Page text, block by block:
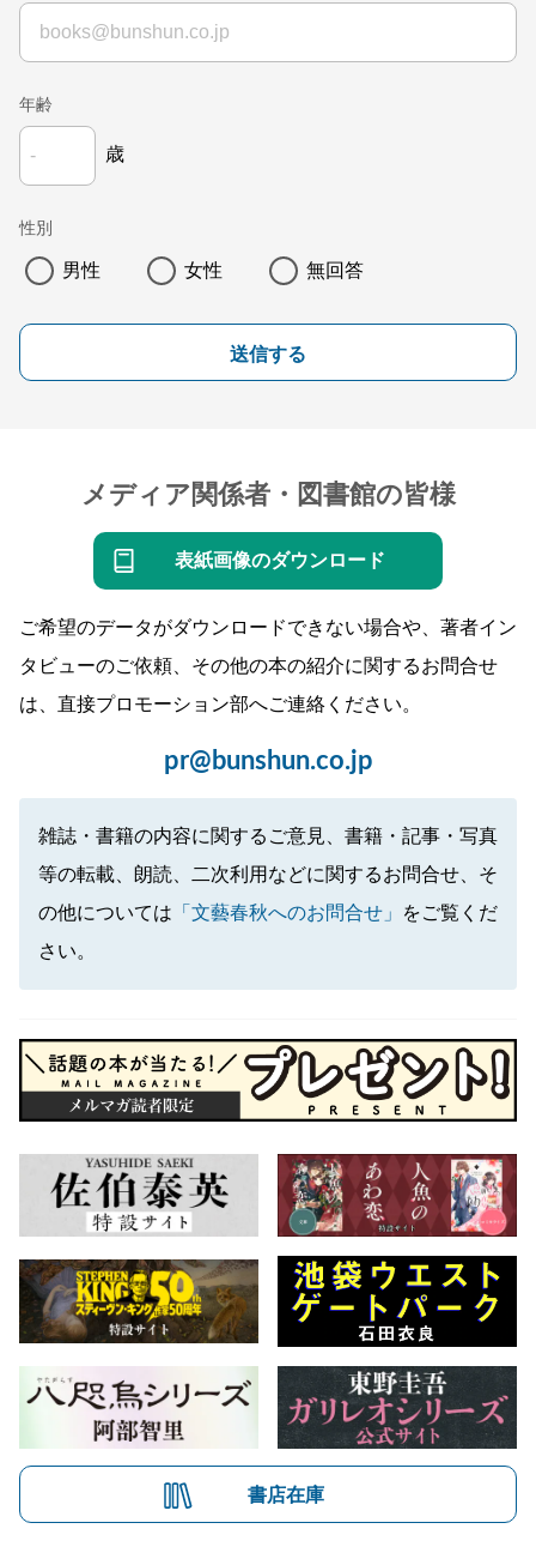
年齢
歳
性別
男性 女性 無回答
送信する
メディア関係者・図書館の皆様
表紙画像のダウンロード
ご希望のデータがダウンロードできない場合や、著者イン
タビューのご依頼、その他の本の紹介に関するお問合せ
は、直接プロモーション部へご連絡ください。
pr@bunshun.co.jp
雑誌・書籍の内容に関するご意見、書籍・記事・写真
等の転載、朗読、二次利用などに関するお問合せ、そ
の他については 「文藝春秋へのお問合せ」
をご覧くだ
さい。
書店在庫